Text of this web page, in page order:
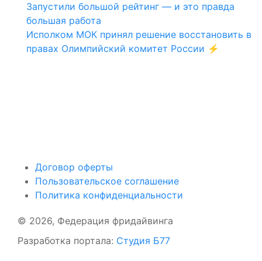
Запустили большой рейтинг — и это правда
большая работа
Исполком МОК принял решение восстановить в
правах Олимпийский комитет России ⚡️
Договор оферты
Пользовательское соглашение
Политика конфиденциальности
© 2026, Федерация фридайвинга
Разработка портала: Студия Б77